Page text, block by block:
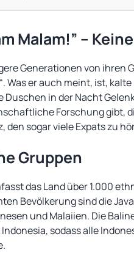
Malam!” –
Generationen von ihren
Was er auch meint, ist,
Duschen in der Nacht
Forschung gibt,
den sogar viele Expats zu
Gruppen
das Land über 1.000
Bevölkerung sind die
und Malaiien. Die
sodass alle